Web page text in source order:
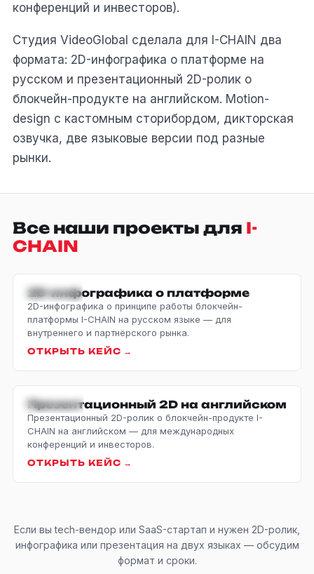
конференций и инвесторов).
Студия VideoGlobal сделала для I-CHAIN два
формата: 2D-инфографика о платформе на
русском и презентационный 2D-ролик о
блокчейн-продукте на английском. Motion-
design с кастомным сторибордом, дикторская
озвучка, две языковые версии под разные
рынки.
Все наши проекты для I-
CHAIN
2D · RU
2D-инфографика о платформе
2D-инфографика о принципе работы блокчейн-
платформы I-CHAIN на русском языке — для
внутреннего и партнёрского рынка.
ОТКРЫТЬ КЕЙС →
2D · EN
Презентационный 2D на английском
Презентационный 2D-ролик о блокчейн-продукте I-
CHAIN на английском — для международных
конференций и инвесторов.
ОТКРЫТЬ КЕЙС →
Если вы tech-вендор или SaaS-стартап и нужен 2D-ролик,
инфографика или презентация на двух языках — обсудим
формат и сроки.